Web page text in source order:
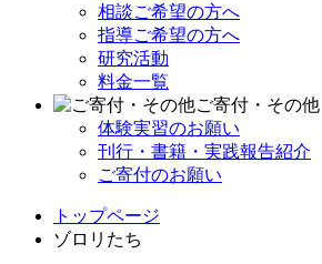
相談ご希望の方へ
指導ご希望の方へ
研究活動
料金一覧
ご寄付・その他
体験実習のお願い
刊行・書籍・実践報告紹介
ご寄付のお願い
トップページ
ゾロリたち